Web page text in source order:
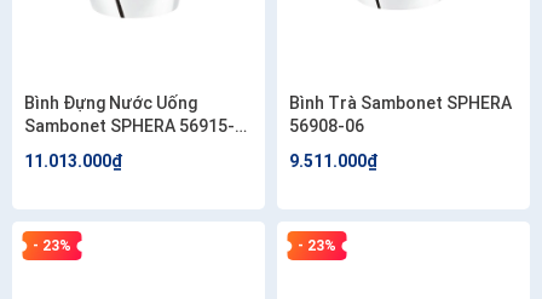
Bình Đựng Nước Uống
Sambonet SPHERA 56915-
11.013.000₫
Bình Trà Sambonet SPHERA
56908-06
9.511.000₫
- 23% - 23%